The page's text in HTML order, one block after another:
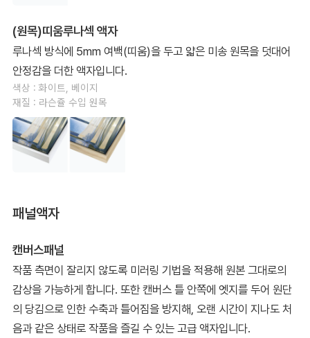
(원목)띠움루나섹 액자
루나섹 방식에 5mm 여백(띠움)을 두고 얇은 미송 원목을 덧대어
안정감을 더한 액자입니다.
색상 : 화이트, 베이지
재질 : 라슨쥴 수입 원목
패널액자
캔버스패널
작품 측면이 잘리지 않도록 미러링 기법을 적용해 원본 그대로의
감상을 가능하게 합니다. 또한 캔버스 틀 안쪽에 엣지를 두어 원단
의 당김으로 인한 수축과 틀어짐을 방지해, 오랜 시간이 지나도 처
음과 같은 상태로 작품을 즐길 수 있는 고급 액자입니다.